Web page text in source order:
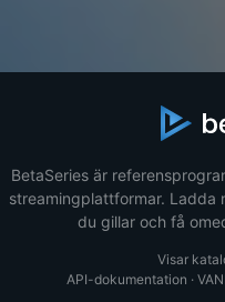
BetaSeries är
streamingplattformar. Ladda
du gillar och få
Visar
API-dokumentation ·